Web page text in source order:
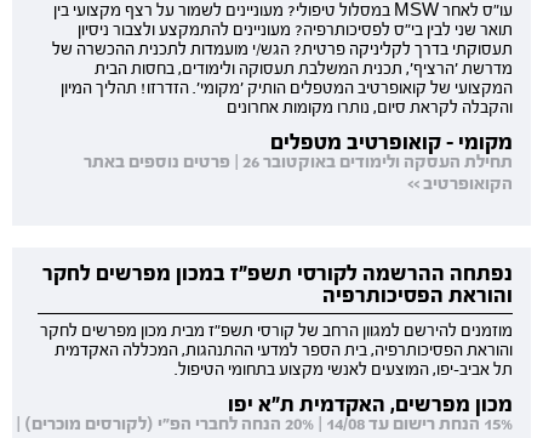
עו"ס לאחר MSW במסלול טיפולי? מעוניינים לשמור על רצף מקצועי בין
תואר שני לבין בי"ס לפסיכותרפיה? מעוניינים להתמקצע ולצבור ניסיון
תעסוקתי בדרך לקליניקה פרטית? הגש/י מועמדות לתכנית ההכשרה של
מדרשת 'הרציף', תכנית המשלבת תעסוקה ולימודים, בחסות הבית
המקצועי של קואופרטיב המטפלים הותיק 'מקומי'. הזדרזו! תהליך המיון
והקבלה לקראת סיום, נותרו מקומות אחרונים
מקומי - קואופרטיב מטפלים
תחילת העסקה ולימודים באוקטובר 26 | פרטים נוספים באתר
הקואופרטיב >>
נפתחה ההרשמה לקורסי תשפ"ז במכון מפרשים לחקר
והוראת הפסיכותרפיה
מוזמנים להירשם למגוון הרחב של קורסי תשפ"ז מבית מכון מפרשים לחקר
והוראת הפסיכותרפיה, בית הספר למדעי ההתנהגות, המכללה האקדמית
תל אביב-יפו, המוצעים לאנשי מקצוע בתחומי הטיפול.
מכון מפרשים, האקדמית ת"א יפו
15% הנחת רישום עד 14/08 | 20% הנחה לחברי הפ"י (לקורסים מוכרים) |